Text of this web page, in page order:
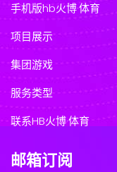
手机版hb火博·体育
项目展示
集团游戏
服务类型
联系HB火博·体育
邮箱订阅